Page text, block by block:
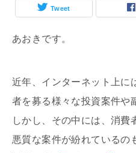
Tweet
あおきです。
近年、インターネット上に
者を募る様々な投資案件や
しかし、その中には、消費
悪質な案件が紛れているの